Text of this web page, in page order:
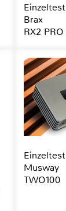
Einzeltest
Brax
RX2 PRO
Einzeltest
Musway
TWO100